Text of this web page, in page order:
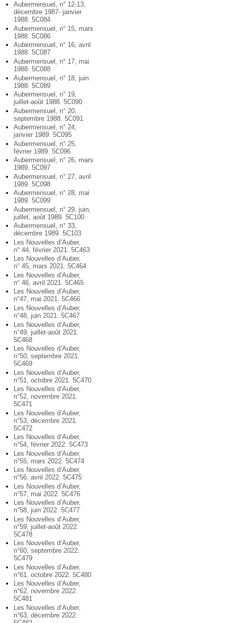
Aubermensuel, n° 12-13,
décembre 1987- janvier
1988. 5C084
Aubermensuel, n° 15, mars
1988. 5C086
Aubermensuel, n° 16, avril
1988. 5C087
Aubermensuel, n° 17, mai
1988. 5C088
Aubermensuel, n° 18, juin
1988. 5C089
Aubermensuel, n° 19,
juillet-août 1988. 5C090
Aubermensuel, n° 20,
septembre 1988. 5C091
Aubermensuel, n° 24,
janvier 1989. 5C095
Aubermensuel, n° 25,
février 1989. 5C096
Aubermensuel, n° 26, mars
1989. 5C097
Aubermensuel, n° 27, avril
1989. 5C098
Aubermensuel, n° 28, mai
1989. 5C099
Aubermensuel, n° 29, juin,
juillet, août 1989. 5C100
Aubermensuel, n° 33,
décembre 1989. 5C103
Les Nouvelles d’Auber,
n° 44, février 2021. 5C463
Les Nouvelles d’Auber,
n° 45, mars 2021. 5C464
Les Nouvelles d’Auber,
n° 46, avril 2021. 5C465
Les Nouvelles d’Auber,
n°47, mai 2021. 5C466
Les Nouvelles d’Auber,
n°48, juin 2021. 5C467
Les Nouvelles d’Auber,
n°49, juillet-août 2021.
5C468
Les Nouvelles d’Auber,
n°50, septembre 2021.
5C469
Les Nouvelles d’Auber,
n°51, octobre 2021. 5C470
Les Nouvelles d’Auber,
n°52, novembre 2021.
5C471
Les Nouvelles d’Auber,
n°53, décembre 2021.
5C472
Les Nouvelles d’Auber,
n°54, février 2022. 5C473
Les Nouvelles d’Auber,
n°55, mars 2022. 5C474
Les Nouvelles d’Auber,
n°56, avril 2022. 5C475
Les Nouvelles d’Auber,
n°57, mai 2022. 5C476
Les Nouvelles d’Auber,
n°58, juin 2022. 5C477
Les Nouvelles d’Auber,
n°59, juillet-août 2022.
5C478
Les Nouvelles d’Auber,
n°60, septembre 2022.
5C479
Les Nouvelles d’Auber,
n°61, octobre 2022. 5C480
Les Nouvelles d’Auber,
n°62, novembre 2022.
5C481
Les Nouvelles d’Auber,
n°63, décembre 2022.